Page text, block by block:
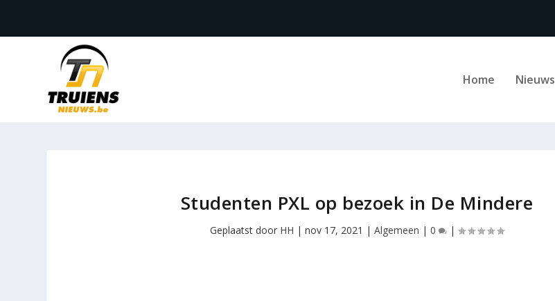
Home Nieuws
Studenten PXL op bezoek in De Mindere
Geplaatst door HH | nov 17, 2021 | Algemeen | 0 |